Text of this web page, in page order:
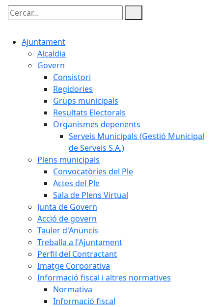
Cercar:
Ajuntament
Alcaldia
Govern
Consistori
Regidories
Grups municipals
Resultats Electorals
Organismes depenents
Serveis Municipals (Gestió Municipal
de Serveis S.A.)
Plens municipals
Convocatòries del Ple
Actes del Ple
Sala de Plens Virtual
Junta de Govern
Acció de govern
Tauler d'Anuncis
Treballa a l'Ajuntament
Perfil del Contractant
Imatge Corporativa
Informació fiscal i altres normatives
Normativa
Informació fiscal